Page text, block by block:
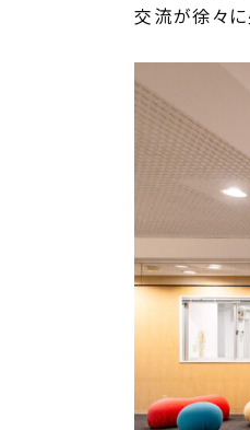
交流が徐々に